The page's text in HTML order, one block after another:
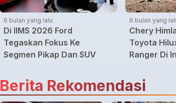
6 bulan yang lalu
Di IIMS 2026 Ford
Tegaskan Fokus Ke
Segmen Pikap Dan SUV
6 bulan yang
Chery
Toyota
Ranger Di
Berita Rekomendasi